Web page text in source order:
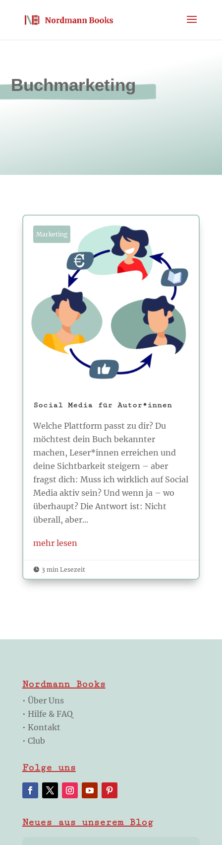
Buchmarketing
Marketing
Social Media für Autor*innen
Welche Plattform passt zu dir? Du
möchtest dein Buch bekannter
machen, Leser*innen erreichen und
deine Sichtbarkeit steigern – aber
fragst dich: Muss ich wirklich auf Social
Media aktiv sein? Und wenn ja – wo
überhaupt? Die Antwort ist: Nicht
überall, aber...
mehr lesen
 3 min Lesezeit
Nordmann Books
• Über Uns
• Hilfe & FAQ
• Kontakt
• Club
Folge uns
Neues aus unserem Blog